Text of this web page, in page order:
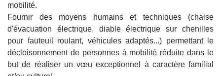
mobilité.
Fournir des moyens humains et techniques (chaise
d'évacuation électrique, diable électrique sur chenilles
pour fauteuil roulant, véhicules adaptés...) permettant le
décloisonnement de personnes à mobilité réduite dans le
but de réaliser un vœu exceptionnel à caractère familial